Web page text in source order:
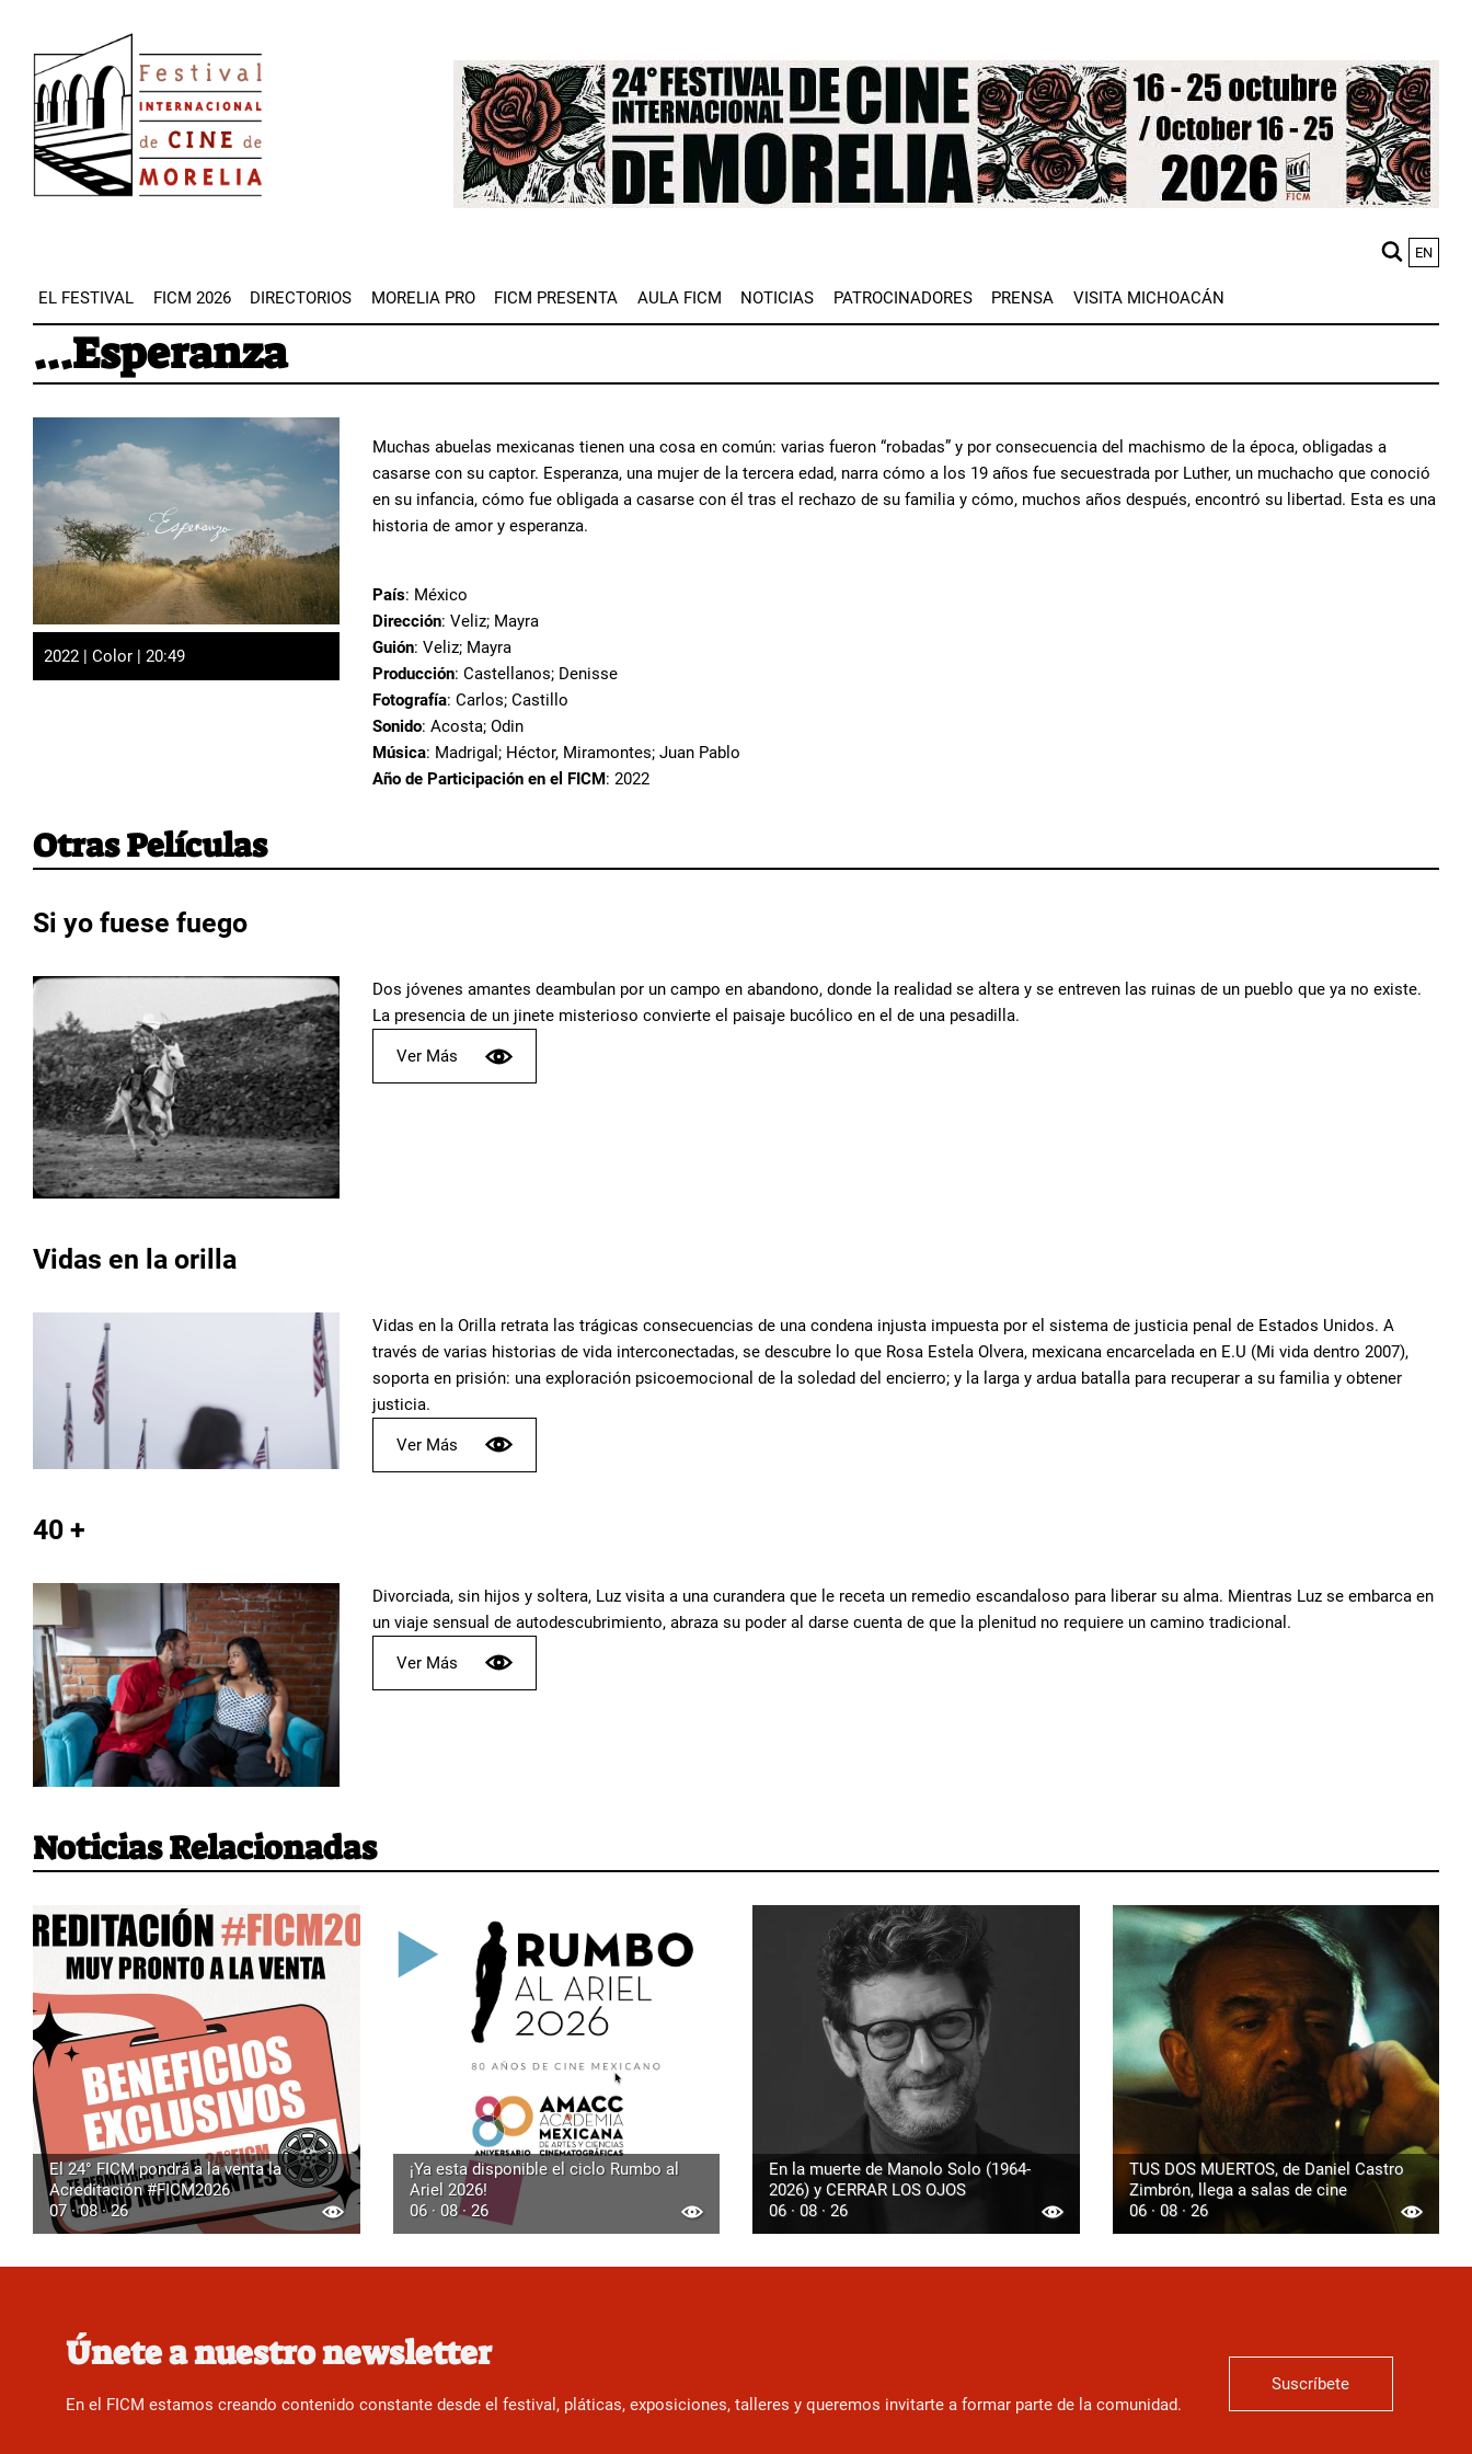
contenido
principal
Image
EN
EL FESTIVAL FICM 2026 DIRECTORIOS MORELIA PRO FICM PRESENTA AULA FICM NOTICIAS PATROCINADORES PRENSA VISITA MICHOACÁN
...Esperanza
2022 | Color | 20:49
Muchas abuelas mexicanas tienen una cosa en común: varias fueron “robadas” y por consecuencia del machismo de la época, obligadas a
casarse con su captor. Esperanza, una mujer de la tercera edad, narra cómo a los 19 años fue secuestrada por Luther, un muchacho que conoció
en su infancia, cómo fue obligada a casarse con él tras el rechazo de su familia y cómo, muchos años después, encontró su libertad. Esta es una
historia de amor y esperanza.
País: México
Dirección: Veliz; Mayra
Guión: Veliz; Mayra
Producción: Castellanos; Denisse
Fotografía: Carlos; Castillo
Sonido: Acosta; Odin
Música: Madrigal; Héctor, Miramontes; Juan Pablo
Año de Participación en el FICM: 2022
Otras Películas
Si yo fuese fuego
Dos jóvenes amantes deambulan por un campo en abandono, donde la realidad se altera y se entreven las ruinas de un pueblo que ya no existe.
La presencia de un jinete misterioso convierte el paisaje bucólico en el de una pesadilla.
Ver Más
Vidas en la orilla
Vidas en la Orilla retrata las trágicas consecuencias de una condena injusta impuesta por el sistema de justicia penal de Estados Unidos. A
través de varias historias de vida interconectadas, se descubre lo que Rosa Estela Olvera, mexicana encarcelada en E.U (Mi vida dentro 2007),
soporta en prisión: una exploración psicoemocional de la soledad del encierro; y la larga y ardua batalla para recuperar a su familia y obtener
justicia.
Ver Más
40 +
Divorciada, sin hijos y soltera, Luz visita a una curandera que le receta un remedio escandaloso para liberar su alma. Mientras Luz se embarca en
un viaje sensual de autodescubrimiento, abraza su poder al darse cuenta de que la plenitud no requiere un camino tradicional.
Ver Más
Noticias Relacionadas
El 24° FICM pondrá a la venta la
Acreditación #FICM2026
07 · 08 · 26
¡Ya esta disponible el ciclo Rumbo al
Ariel 2026!
06 · 08 · 26
En la muerte de Manolo Solo (1964-
2026) y CERRAR LOS OJOS
06 · 08 · 26
TUS DOS MUERTOS, de Daniel Castro
Zimbrón, llega a salas de cine
06 · 08 · 26
Únete a nuestro newsletter
En el FICM estamos creando contenido constante desde el festival, pláticas, exposiciones, talleres y queremos invitarte a formar parte de la comunidad.
Suscríbete